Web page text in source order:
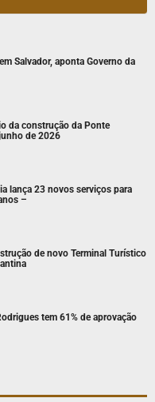
Salvador, aponta Governo da
da construção da Ponte
de 2026
lança 23 novos serviços para
–
de novo Terminal Turístico
tem 61% de aprovação